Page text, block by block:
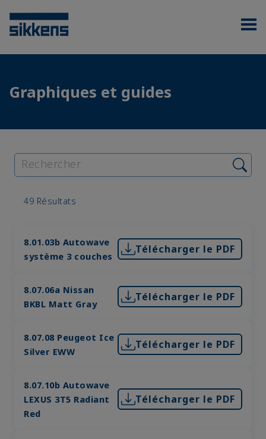
Graphiques et guides
49 Résultats
8.01.03b Autowave
système 3 couches
Télécharger le PDF
8.07.06a Nissan
BKBL Matt Gray
Télécharger le PDF
8.07.08 Peugeot Ice
Silver EWW
Télécharger le PDF
8.07.10b Autowave
LEXUS 3T5 Radiant
Red
Télécharger le PDF